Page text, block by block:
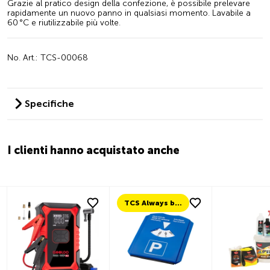
Grazie al pratico design della confezione, è possibile prelevare
rapidamente un nuovo panno in qualsiasi momento. Lavabile a
60 °C e riutilizzabile più volte.
No. Art.: TCS-00068
Specifiche
I clienti hanno acquistato anche
TCS Always by my side